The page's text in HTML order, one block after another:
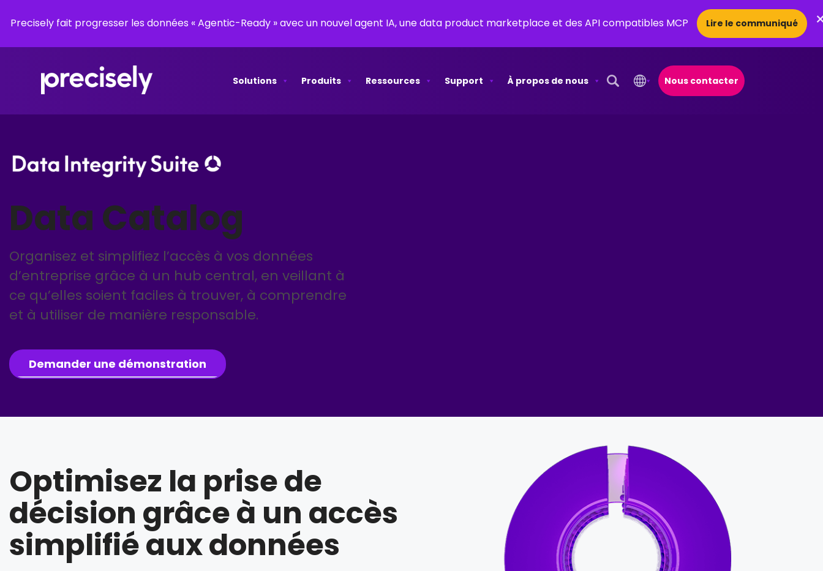
Precisely fait progresser les données « Agentic-Ready » avec un nouvel agent IA, une data product marketplace et des API compatibles MCP Lire le communiqué
Solutions Produits Ressources Support
À propos de nous
Open Search Popup
Nous contacter
Data Catalog
Organisez et simplifiez l’accès à vos données
d’entreprise grâce à un hub central, en veillant à
ce qu’elles soient faciles à trouver, à comprendre
et à utiliser de manière responsable.
Demander une démonstration
Optimisez la prise de
décision grâce à un accès
simplifié aux données